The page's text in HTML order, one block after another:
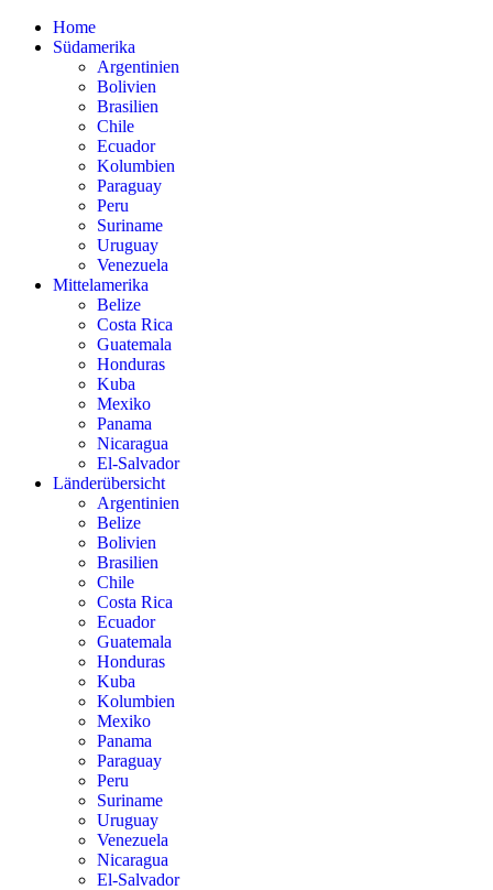
Home
Südamerika
Argentinien
Bolivien
Brasilien
Chile
Ecuador
Kolumbien
Paraguay
Peru
Suriname
Uruguay
Venezuela
Mittelamerika
Belize
Costa Rica
Guatemala
Honduras
Kuba
Mexiko
Panama
Nicaragua
El-Salvador
Länderübersicht
Argentinien
Belize
Bolivien
Brasilien
Chile
Costa Rica
Ecuador
Guatemala
Honduras
Kuba
Kolumbien
Mexiko
Panama
Paraguay
Peru
Suriname
Uruguay
Venezuela
Nicaragua
El-Salvador